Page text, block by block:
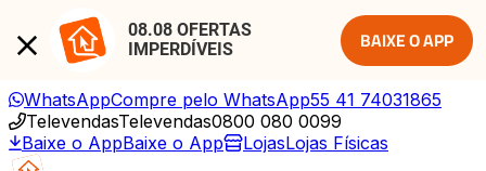
08.08 OFERTAS
IMPERDÍVEIS
BAIXE O APP
WhatsAppCompre pelo WhatsApp55 41 74031865
TelevendasTelevendas0800 080 0099
Baixe o AppBaixe o App LojasLojas Físicas